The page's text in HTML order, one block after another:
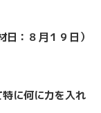
日：８月１９日）
に何に力を入れ